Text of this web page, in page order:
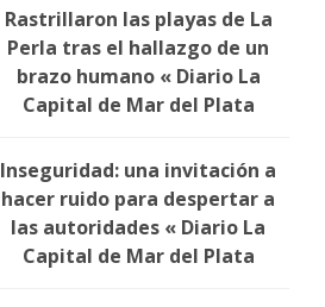
Rastrillaron las playas de La
Perla tras el hallazgo de un
brazo humano « Diario La
Capital de Mar del Plata
Inseguridad: una invitación a
hacer ruido para despertar a
las autoridades « Diario La
Capital de Mar del Plata